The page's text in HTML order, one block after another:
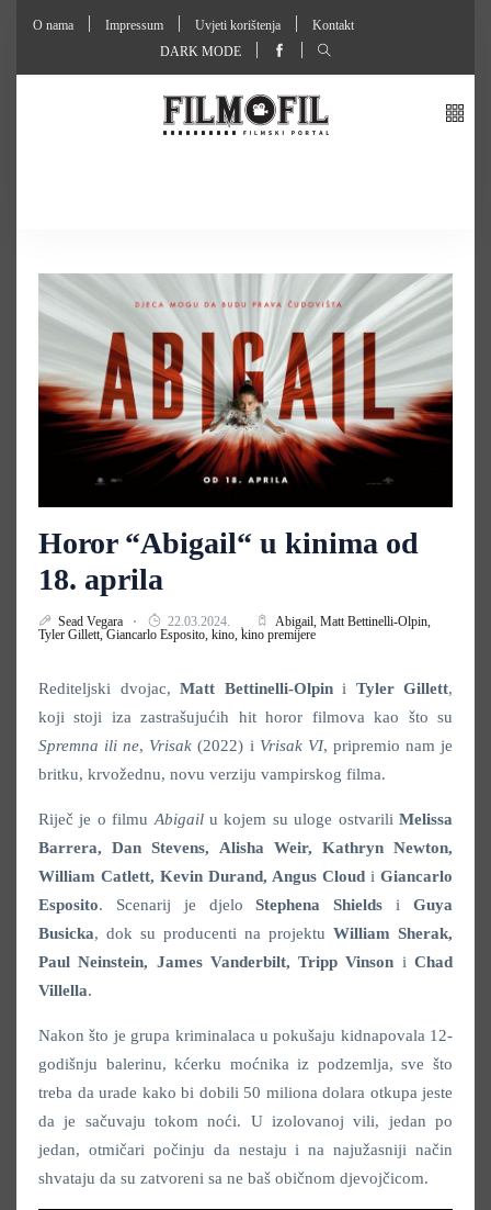
O nama Impressum Uvjeti korištenja
Kontakt
DARK MODE
Horor “Abigail“ u kinima od
18. aprila
Sead Vegara 22.03.2024. Abigail, Matt Bettinelli-Olpin,
Tyler Gillett,Giancarlo Esposito, kino, kino premijere
Rediteljski dvojac, Matt Bettinelli-Olpini Tyler Gillett,
koji stoji iza zastrašujućih hit horor filmova kao što su
Spremna ili ne, Vrisak(2022) i Vrisak VI, pripremio nam je
britku, krvožednu, novu verziju vampirskog filma.
Riječ je o filmu Abigailu kojem su uloge ostvarili Melissa
Barrera, Dan Stevens, Alisha Weir, Kathryn Newton,
William Catlett, Kevin Durand, Angus Cloud i Giancarlo
Esposito. Scenarij je djeloStephena Shields iGuya
Busicka, dok su producenti na projektu William Sherak,
Paul Neinstein, James Vanderbilt, Tripp Vinson iChad
Villella.
Nakon što je grupa kriminalaca u pokušaju kidnapovala 12-
godišnju balerinu, kćerku moćnika iz podzemlja, sve što
treba da urade kako bi dobili 50 miliona dolara otkupa jeste
da je sačuvaju tokom noći. U izolovanoj vili, jedan po
jedan, otmičari počinju da nestaju i na najužasniji način
shvataju da su zatvoreni sa ne baš običnom djevojčicom.